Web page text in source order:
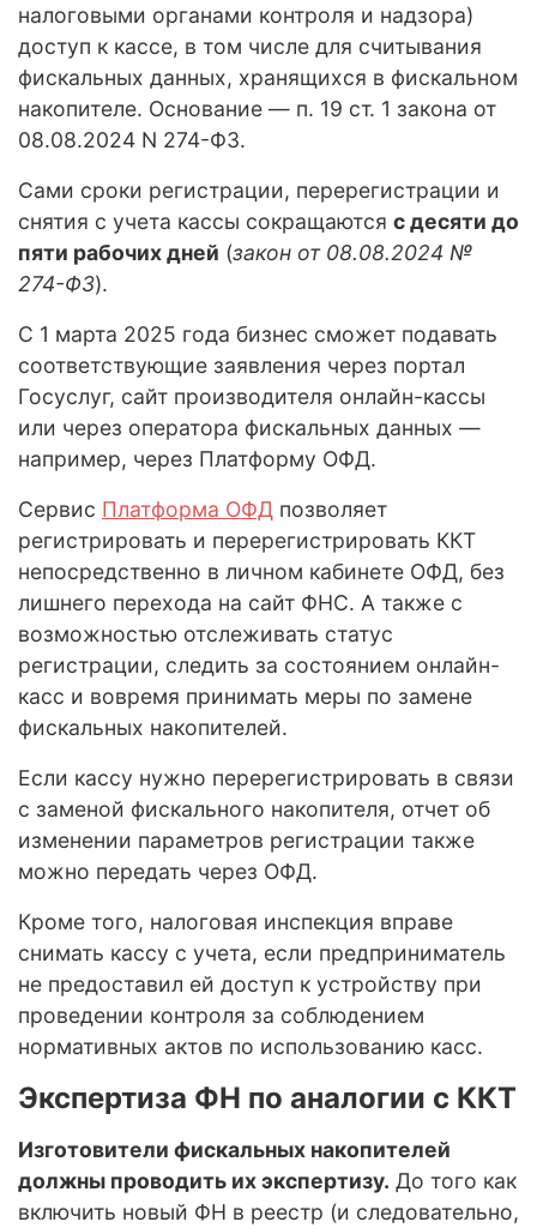
налоговыми органами контроля и надзора)
доступ к кассе, в том числе для считывания
фискальных данных, хранящихся в фискальном
накопителе. Основание — п. 19 ст. 1 закона от
08.08.2024 N 274-ФЗ.
Сами сроки регистрации, перерегистрации и
снятия с учета кассы сокращаются с десяти до
пяти рабочих дней (закон от 08.08.2024 №
274-ФЗ).
С 1 марта 2025 года бизнес сможет подавать
соответствующие заявления через портал
Госуслуг, сайт производителя онлайн-кассы
или через оператора фискальных данных —
например, через Платформу ОФД.
Сервис Платформа ОФД позволяет
регистрировать и перерегистрировать ККТ
непосредственно в личном кабинете ОФД, без
лишнего перехода на сайт ФНС. А также с
возможностью отслеживать статус
регистрации, следить за состоянием онлайн-
касс и вовремя принимать меры по замене
фискальных накопителей.
Если кассу нужно перерегистрировать в связи
с заменой фискального накопителя, отчет об
изменении параметров регистрации также
можно передать через ОФД.
Кроме того, налоговая инспекция вправе
снимать кассу с учета, если предприниматель
не предоставил ей доступ к устройству при
проведении контроля за соблюдением
нормативных актов по использованию касс.
Экспертиза ФН по аналогии с ККТ
Изготовители фискальных накопителей
должны проводить их экспертизу. До того как
включить новый ФН в реестр (и следовательно,